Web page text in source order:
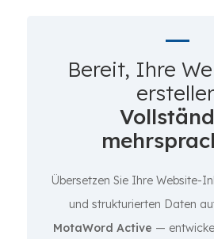
Bereit, Ihre
Übersetzen Sie Ihre Website-
und strukturierten Daten
MotaWord Active —